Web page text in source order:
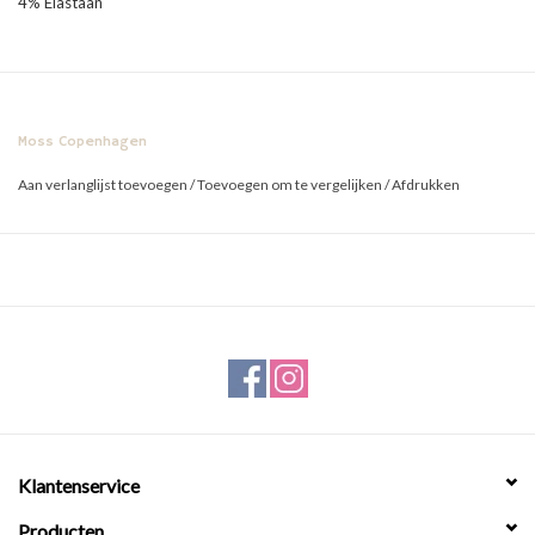
Moss Copenhagen
Aan verlanglijst toevoegen /Toevoegen om te vergelijken /Afdrukken
Klantenservice